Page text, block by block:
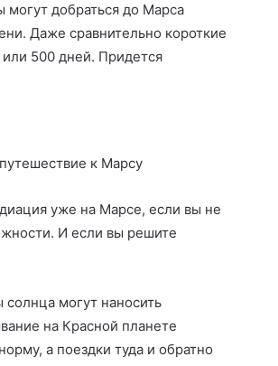
могут добраться до Марса
Даже сравнительно короткие
500 дней. Придется
уже на Марсе, если вы не
И если вы решите
солнца могут наносить
на Красной планете
а поездки туда и обратно